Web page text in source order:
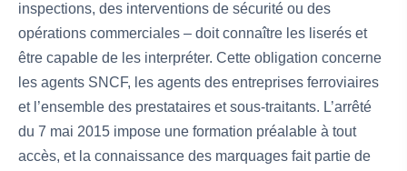
inspections, des interventions de sécurité ou des
opérations commerciales – doit connaître les liserés et
être capable de les interpréter. Cette obligation concerne
les agents SNCF, les agents des entreprises ferroviaires
et l’ensemble des prestataires et sous-traitants. L’arrêté
du 7 mai 2015 impose une formation préalable à tout
accès, et la connaissance des marquages fait partie de